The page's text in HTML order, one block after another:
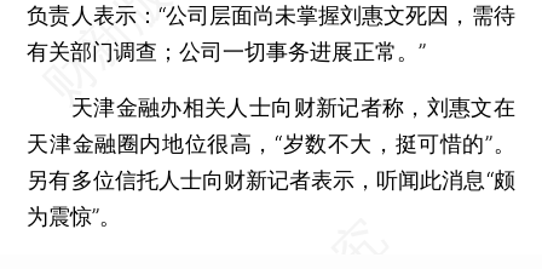
负责人表示：“公司层面尚未掌握刘惠文死因，需待
有关部门调查；公司一切事务进展正常。”
天津金融办相关人士向财新记者称，刘惠文在
天津金融圈内地位很高，“岁数不大，挺可惜的”。
另有多位信托人士向财新记者表示，听闻此消息“颇
为震惊”。